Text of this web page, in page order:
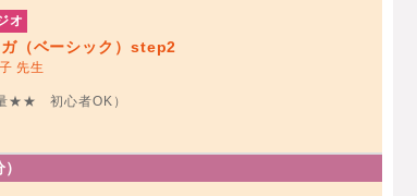
オ
（ベーシック）step2
先生
量★★ 初心者OK）